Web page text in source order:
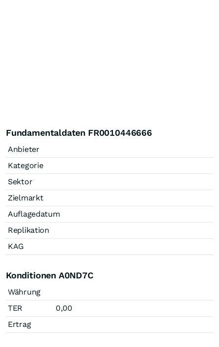
Fundamentaldaten FR0010446666
Anbieter
Kategorie
Sektor
Zielmarkt
Auflagedatum
Replikation
KAG
Konditionen A0ND7C
Währung
TER
0,00
Ertrag